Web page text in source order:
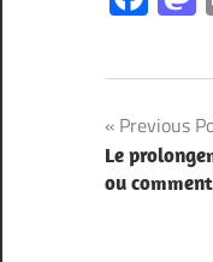
de
Previous
Le
ou